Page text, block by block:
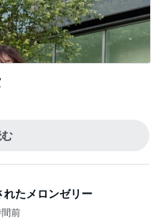
れたメロンゼリー
前